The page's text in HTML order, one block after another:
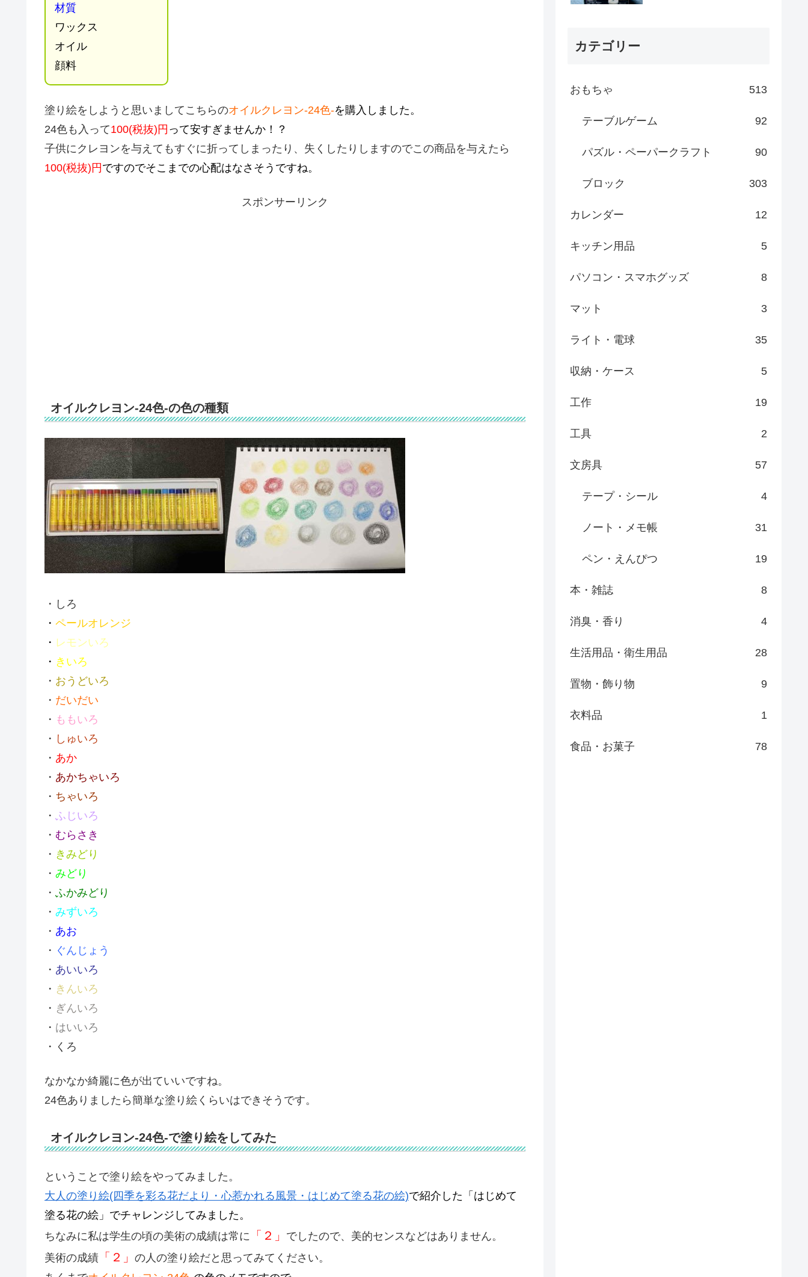
材質
ワックス
オイル
顔料
塗り絵をしようと思いましてこちらのオイルクレヨン-24色-を購入しました。
24色も入って100(税抜)円 って安すぎませんか！？
子供にクレヨンを与えてもすぐに折ってしまったり、失くしたりしますのでこの商品を与えたら
100(税抜)円 ですのでそこまでの心配はなさそうですね。
スポンサーリンク
オイルクレヨン-24色-の色の種類
・しろ
・ ペールオレンジ
・ レモンいろ
・ きいろ
・ おうどいろ
・ だいだい
・ ももいろ
・ しゅいろ
・ あか
・ あかちゃいろ
・ ちゃいろ
・ ふじいろ
・ むらさき
・ きみどり
・ みどり
・ ふかみどり
・ みずいろ
・ あお
・ ぐんじょう
・ あいいろ
・ きんいろ
・ ぎんいろ
・ はいいろ
・くろ
なかなか綺麗に色が出ていいですね。
24色ありましたら簡単な塗り絵くらいはできそうです。
オイルクレヨン-24色-で塗り絵をしてみた
ということで塗り絵をやってみました。
大人の塗り絵(四季を彩る花だより・心惹かれる風景・はじめて塗る花の絵)で紹介した「はじめて
塗る花の絵」でチャレンジしてみました。
ちなみに私は学生の頃の美術の成績は常に 「２」 でしたので、美的センスなどはありません。
美術の成績 「２」 の人の塗り絵だと思ってみてください。
カテゴリー
おもちゃ 513
テーブルゲーム 92
パズル・ペーパークラフト 90
ブロック 303
カレンダー 12
キッチン用品 5
パソコン・スマホグッズ 8
マット 3
ライト・電球 35
収納・ケース 5
工作 19
工具 2
文房具 57
テープ・シール 4
ノート・メモ帳 31
ペン・えんぴつ 19
本・雑誌 8
消臭・香り 4
生活用品・衛生用品 28
置物・飾り物 9
衣料品 1
食品・お菓子 78